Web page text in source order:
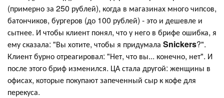
(примерно за 250 рублей), когда в магазинах много чипсов,
батончиков, бургеров (до 100 рублей) - это и дешевле и
сытнее. И чтобы клиент понял, что у него в брифе ошибка, я
ему сказала: "Вы хотите, чтобы я придумала Snickers?".
Клиент бурно отреагировал: "Нет, что вы... конечно, нет". И
после этого бриф изменился. ЦА стала другой: женщины в
офисах, которые покупают запеченный сыр к кофе для
перекуса.